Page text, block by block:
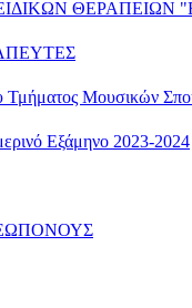
ΘΕΡΑΠΕΙΩΝ
Τμήματος Μουσικών
Εξάμηνο 2023-2024